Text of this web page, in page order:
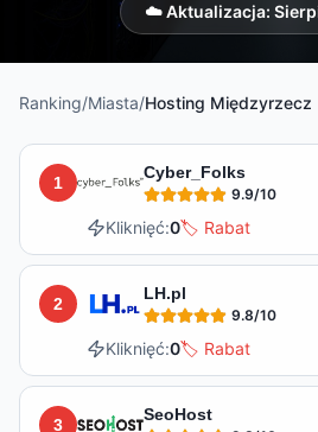
☁️ Aktualizacja:
Ranking/Miasta/Hosting Międzyrzecz
Lista hostingów dostępnych w
1
Cyber_Folks
9.9/10
Kliknięć:0🏷️ Rabat
2
LH.pl
9.8/10
Kliknięć:0🏷️ Rabat
3
SeoHost